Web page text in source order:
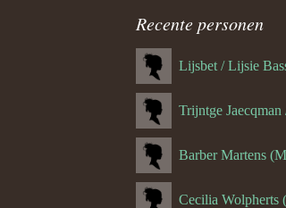
navigatieRecente personen
Cecilia Wolpherts